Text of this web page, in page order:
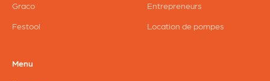
Graco
Festool
Entrepreneurs
Location de pompes
Menu